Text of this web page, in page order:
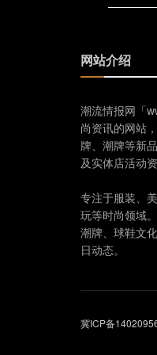
网站介绍
潮流情报网「
尚资讯的网站
牌、潮牌等新
及实体店活动资
专注于服装、
玩等时尚领域
潮牌、球鞋文
日动态。
冀ICP备